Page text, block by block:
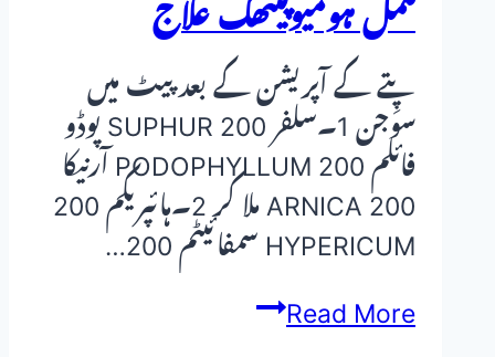
مکمل ہومیوپیتھک علاج
پِتے کے آپریشن کے بعد پیٹ میں
سوجن 1۔سلفر 200 SUPHUR پوڈو
فائلم 200 PODOPHYLLUM آرنیکا
200 ARNICA ملا کر 2۔ہائپریکم 200
HYPERICUM سمفائیٹم 200…
Read Moreپتے